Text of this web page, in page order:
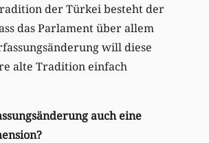
der Türkei besteht der
das Parlament über allem
will diese
alte Tradition einfach
auch eine